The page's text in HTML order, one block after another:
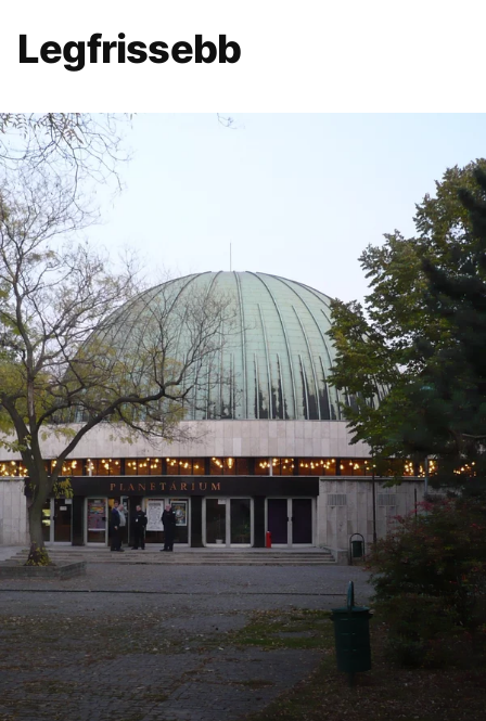
Legfrissebb